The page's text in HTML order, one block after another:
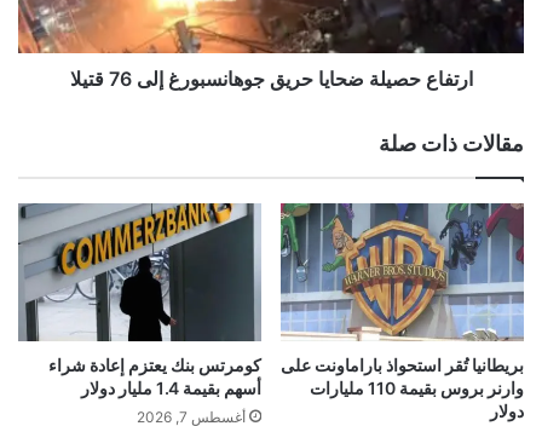
في الانتخابات
اتهامه بالتدخل محامي
يرفض
ر
ة
د
ن
ع
ى
ا
ل
م
ق
ص
ي
ح
ا
ي
ح
ر
ي
ه
ارتفاع حصيلة ضحايا حريق جوهانسبورغ إلى 76 قتيلا
مقالات ذات صلة
بريطانيا تُقر استحواذ باراماونت على
وارنر بروس بقيمة 110 مليارات
دولار
كومرتس بنك يعتزم إعادة شراء
أسهم بقيمة 1.4 مليار دولار
أغسطس 7, 2026